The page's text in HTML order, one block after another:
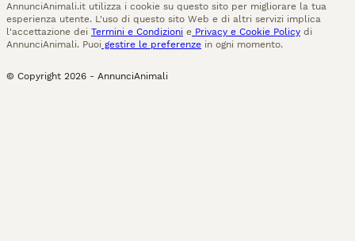
AnnunciAnimali.it utilizza i cookie su questo sito per migliorare la tua
esperienza utente. L'uso di questo sito Web e di altri servizi implica
l'accettazione dei Termini e Condizioni e Privacy e Cookie Policy di
AnnunciAnimali. Puoi gestire le preferenze in ogni momento.
© Copyright 2026 - AnnunciAnimali